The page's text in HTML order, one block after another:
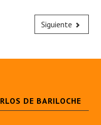
Siguiente
DE BARILOCHE